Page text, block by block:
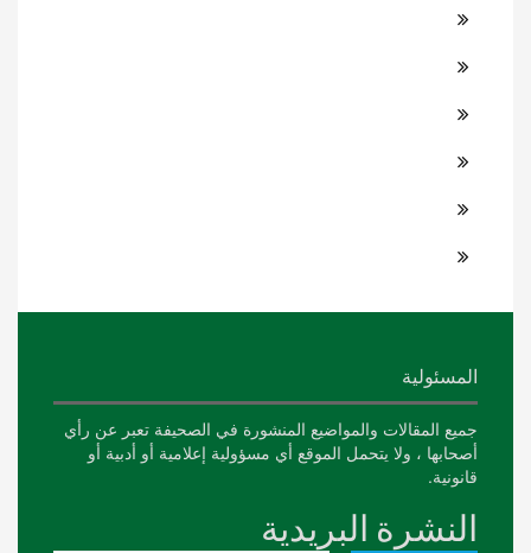
المسئولية
جميع المقالات والمواضيع المنشورة في الصحيفة تعبر عن رأي
أصحابها ، ولا يتحمل الموقع أي مسؤولية إعلامية أو أدبية أو
قانونية.
النشرة البريدية